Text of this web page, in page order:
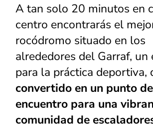
A tan solo 20 minutos en
centro encontrarás el
rocódromo situado en los
alrededores del Garraf, un
para la práctica deportiva,
convertido en un punto de
encuentro para una
comunidad de
cookies no
opcionales.
Son
necesarios
para que el
sitio web
funcione.
Estadísticas
Para que